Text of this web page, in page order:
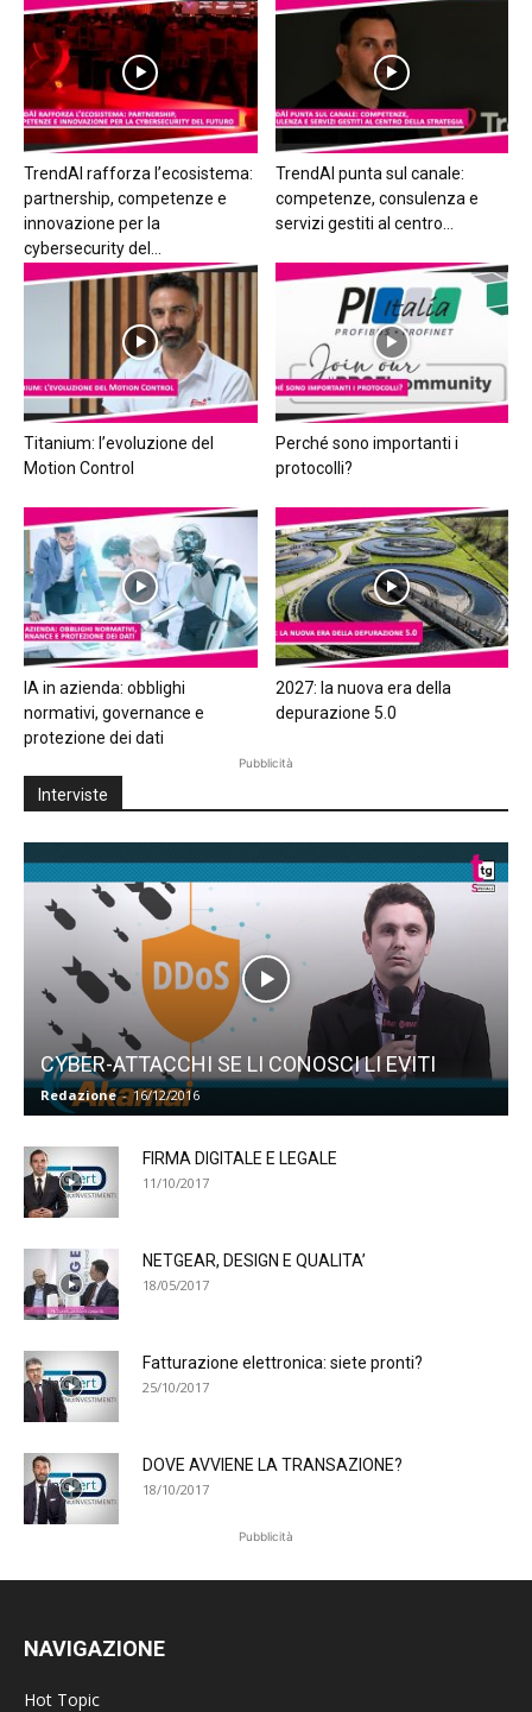
TrendAI rafforza l’ecosistema:
partnership, competenze e
innovazione per la
cybersecurity del...
TrendAI punta sul canale:
competenze, consulenza e
servizi gestiti al centro...
Titanium: l’evoluzione del
Motion Control
Perché sono importanti i
protocolli?
IA in azienda: obblighi
normativi, governance e
protezione dei dati
2027: la nuova era della
depurazione 5.0
Pubblicità
Interviste
CYBER-ATTACCHI SE LI CONOSCI LI EVITI
Redazione - 16/12/2016
FIRMA DIGITALE E LEGALE
11/10/2017
NETGEAR, DESIGN E QUALITA’
18/05/2017
Fatturazione elettronica: siete pronti?
25/10/2017
DOVE AVVIENE LA TRANSAZIONE?
18/10/2017
Pubblicità
NAVIGAZIONE
Hot Topic